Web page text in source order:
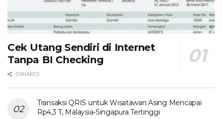
Cek Utang Sendiri di Internet
Tanpa BI Checking
0 SHARES
Transaksi QRIS untuk Wisatawan Asing Mencapai
Rp4,3 T, Malaysia-Singapura Tertinggi